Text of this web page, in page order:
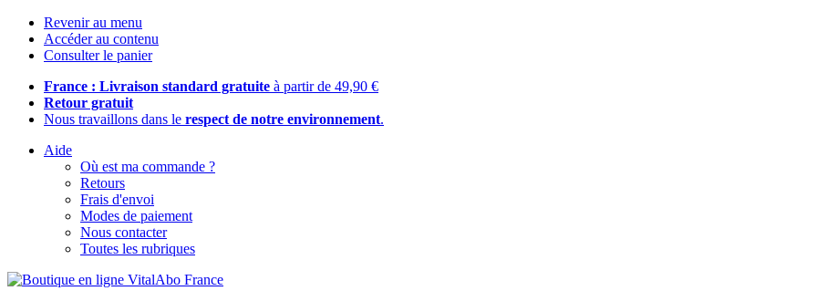
Revenir au menu
Accéder au contenu
Consulter le panier
France : Livraison standard gratuite à partir de 49,90 €
Retour gratuit
Nous travaillons dans le respect de notre environnement.
Aide
Où est ma commande ?
Retours
Frais d'envoi
Modes de paiement
Nous contacter
Toutes les rubriques